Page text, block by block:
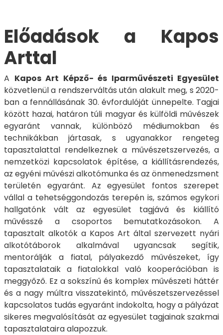
Előadások a Kapos
Arttal
A Kapos Art Képző- és Iparművészeti Egyesület
közvetlenül a rendszerváltás után alakult meg, s 2020-
ban a fennállásának 30. évfordulóját ünnepelte. Tagjai
között hazai, határon túli magyar és külföldi művészek
egyaránt vannak, különböző médiumokban és
technikákban jártasak, s ugyanakkor rengeteg
tapasztalattal rendelkeznek a művészetszervezés, a
nemzetközi kapcsolatok építése, a kiállításrendezés,
az egyéni művészi alkotómunka és az önmenedzsment
területén egyaránt. Az egyesület fontos szerepet
vállal a tehetséggondozás terepén is, számos egykori
hallgatónk vált az egyesület tagjává és kiállító
művésszé a csoportos bemutatkozásokon. A
tapasztalt alkotók a Kapos Art által szervezett nyári
alkotótáborok alkalmával ugyancsak segítik,
mentorálják a fiatal, pályakezdő művészeket, így
tapasztalataik a fiatalokkal való kooperációban is
meggyőző. Ez a sokszínű és komplex művészeti háttér
és a nagy múltra visszatekintő, művészetszervezéssel
kapcsolatos tudás egyaránt indokolta, hogy a pályázat
sikeres megvalósítását az egyesület tagjainak szakmai
tapasztalataira alapozzuk.